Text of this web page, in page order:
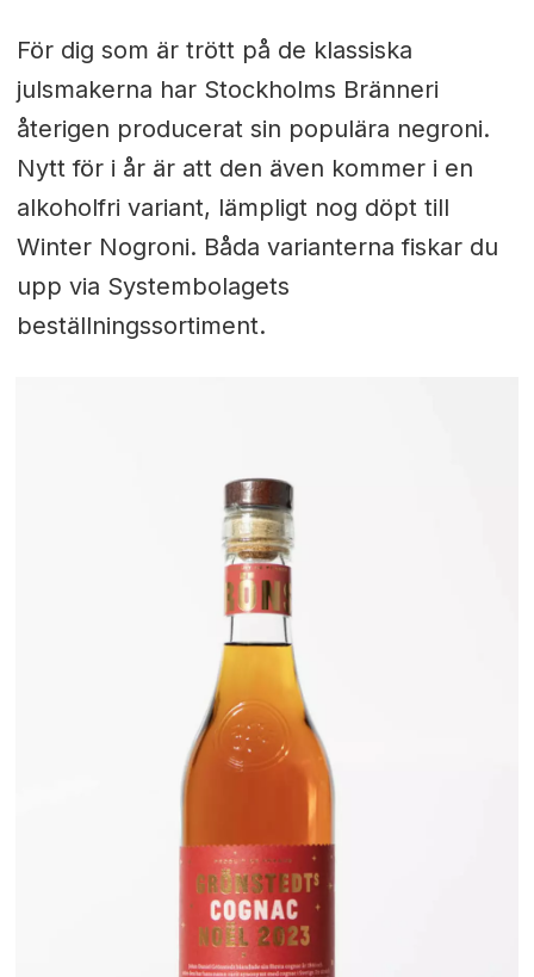
För dig som är trött på de klassiska
julsmakerna har Stockholms Bränneri
återigen producerat sin populära negroni.
Nytt för i år är att den även kommer i en
alkoholfri variant, lämpligt nog döpt till
Winter Nogroni. Båda varianterna fiskar du
upp via Systembolagets
beställningssortiment.